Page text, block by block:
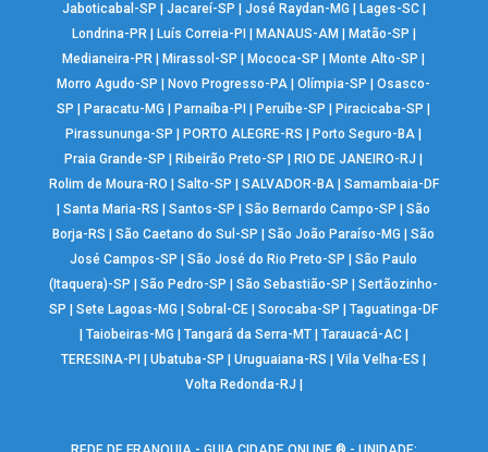
Jaboticabal-SP
Jacareí-SP José Raydan-MG Lages-SC|
Londrina-PR| Luís Correia-PI MANAUS-AM Matão-SP
Medianeira-PR
Mirassol-SP Mococa-SP Monte Alto-SP
Morro Agudo-SP
Novo Progresso-PA |Olímpia-SP |Osasco-
SP
Paracatu-MG Parnaíba-PI Peruíbe-SP Piracicaba-SP
Pirassununga-SP
PORTO ALEGRE-RS Porto Seguro-BA
Praia Grande-SP
Ribeirão Preto-SP RIO DE JANEIRO-RJ
Rolim de Moura-RO
Salto-SP SALVADOR-BA| Samambaia-DF
|Santa Maria-RS |Santos-SP |São Bernardo Campo-SP |São
Borja-RS
|São Caetano do Sul-SP |São João Paraíso-MG |São
José Campos-SP
|São José do Rio Preto-SP |São Paulo
(Itaquera)-SP
|São Pedro-SP |São Sebastião-SP |Sertãozinho-
SP
|Sete Lagoas-MG |Sobral-CE |Sorocaba-SP |Taguatinga-DF
Taiobeiras-MG Tangará da Serra-MT| Tarauacá-AC|
TERESINA-PI
|Ubatuba-SP |Uruguaiana-RS |Vila Velha-ES
Volta Redonda-RJ